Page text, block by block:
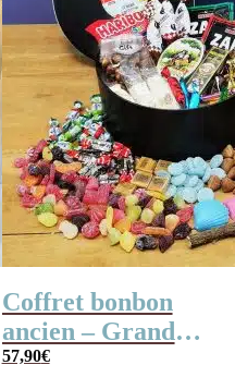
Coffret bonbon
ancien – Grande
boite Vinyl en
57,90€